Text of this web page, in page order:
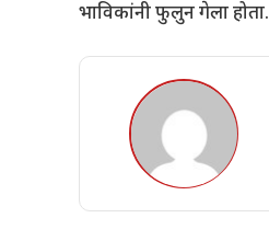
भाविकांनी फुलुन गेला होता.